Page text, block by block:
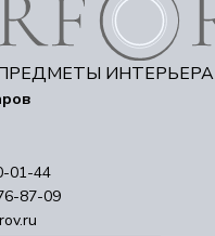
ИНТЕРЬЕРА
01-44
87-09